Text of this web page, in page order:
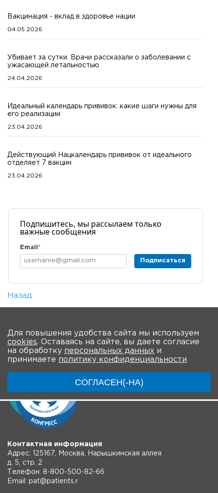
Вакцинация - вклад в здоровье нации
04.05.2026
Убивает за сутки. Врачи рассказали о заболевании с
ужасающей летальностью
24.04.2026
Идеальный календарь прививок: какие шаги нужны для
его реализации
23.04.2026
Действующий Нацкалендарь прививок от идеального
отделяет 7 вакцин
23.04.2026
Подпишитесь, мы рассылаем только
важные сообщения
Email *
Подписаться
Назад
Для повышения удобства сайта мы используем
cookies. Оставаясь на сайте, вы даете согласие
на обработку персональных данных и
принимаете политику конфиденциальности
СОГЛАСЕН(-НА)
Контактная информация
Адрес: 125167, Москва, Нарышкинская аллея
д. 5, стр. 2
Телефон: 8-800-500-82-66
Email: pat@patients.r